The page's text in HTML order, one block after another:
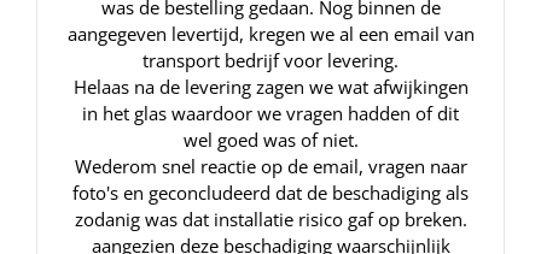
was de bestelling gedaan. Nog binnen de
aangegeven levertijd, kregen we al een email van
transport bedrijf voor levering.
Helaas na de levering zagen we wat afwijkingen
in het glas waardoor we vragen hadden of dit
wel goed was of niet.
Wederom snel reactie op de email, vragen naar
foto's en geconcludeerd dat de beschadiging als
zodanig was dat installatie risico gaf op breken.
aangezien deze beschadiging waarschijnlijk